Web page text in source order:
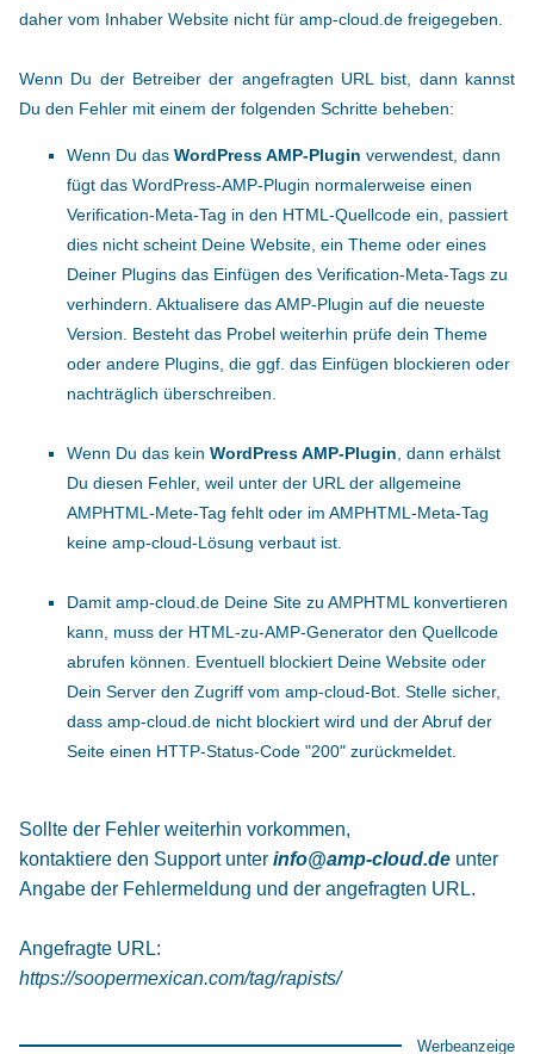
daher vom Inhaber Website nicht für amp-cloud.de freigegeben.
Wenn Du der Betreiber der angefragten URL bist, dann kannst
Du den Fehler mit einem der folgenden Schritte beheben:
Wenn Du das WordPress AMP-Plugin verwendest, dann
fügt das WordPress-AMP-Plugin normalerweise einen
Verification-Meta-Tag in den HTML-Quellcode ein, passiert
dies nicht scheint Deine Website, ein Theme oder eines
Deiner Plugins das Einfügen des Verification-Meta-Tags zu
verhindern. Aktualisere das AMP-Plugin auf die neueste
Version. Besteht das Probel weiterhin prüfe dein Theme
oder andere Plugins, die ggf. das Einfügen blockieren oder
nachträglich überschreiben.
Wenn Du das kein WordPress AMP-Plugin , dann erhälst
Du diesen Fehler, weil unter der URL der allgemeine
AMPHTML-Mete-Tag fehlt oder im AMPHTML-Meta-Tag
keine amp-cloud-Lösung verbaut ist.
Damit amp-cloud.de Deine Site zu AMPHTML konvertieren
kann, muss der HTML-zu-AMP-Generator den Quellcode
abrufen können. Eventuell blockiert Deine Website oder
Dein Server den Zugriff vom amp-cloud-Bot. Stelle sicher,
dass amp-cloud.de nicht blockiert wird und der Abruf der
Seite einen HTTP-Status-Code "200" zurückmeldet.
Sollte der Fehler weiterhin vorkommen,
kontaktiere den Support unter info@amp-cloud.de unter
Angabe der Fehlermeldung und der angefragten URL.
Angefragte URL:
https://soopermexican.com/tag/rapists/
Werbeanzeige